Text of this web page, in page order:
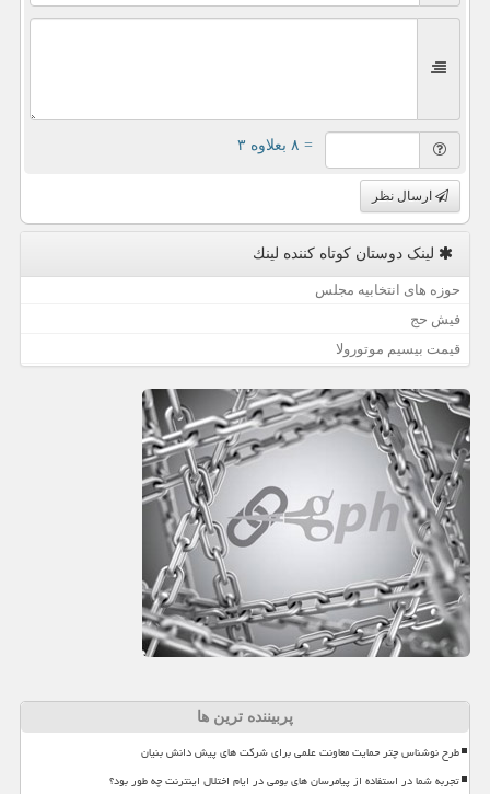
= ۸ بعلاوه ۳
ارسال نظر
لینک دوستان كوتاه كننده لینك
حوزه های انتخابیه مجلس
فیش حج
قیمت بیسیم موتورولا
پربیننده ترین ها
طرح نوشناس چتر حمایت معاونت علمی برای شرکت های پیش دانش بنیان
تجربه شما در استفاده از پیامرسان های بومی در ایام اختلال اینترنت چه طور بود؟